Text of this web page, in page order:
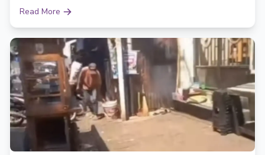
Read More